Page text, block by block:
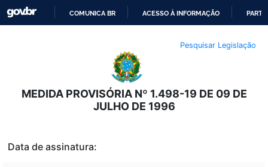
O
CONTEÚDO
COMUNICA BR ACESSO À INFORMAÇÃO
Pesquisar Legislação
MEDIDA PROVISÓRIA Nº 1.498-19 DE 09 DE
JULHO DE 1996
Data de assinatura: